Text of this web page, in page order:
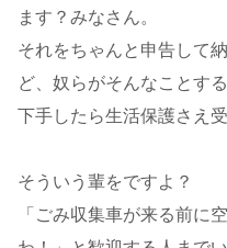
ます？みなさん。
それをちゃんと申告して
ど、奴らがそんなことす
下手したら生活保護さえ
そういう輩をですよ？
「ごみ収集車が来る前に